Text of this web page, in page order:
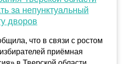
за непунктуальный
дворов
что в связи с ростом
приёмная